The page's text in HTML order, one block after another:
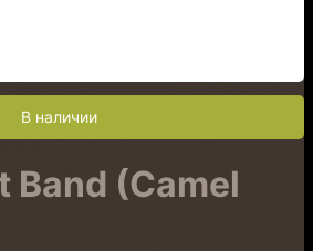
В наличии
(Camel